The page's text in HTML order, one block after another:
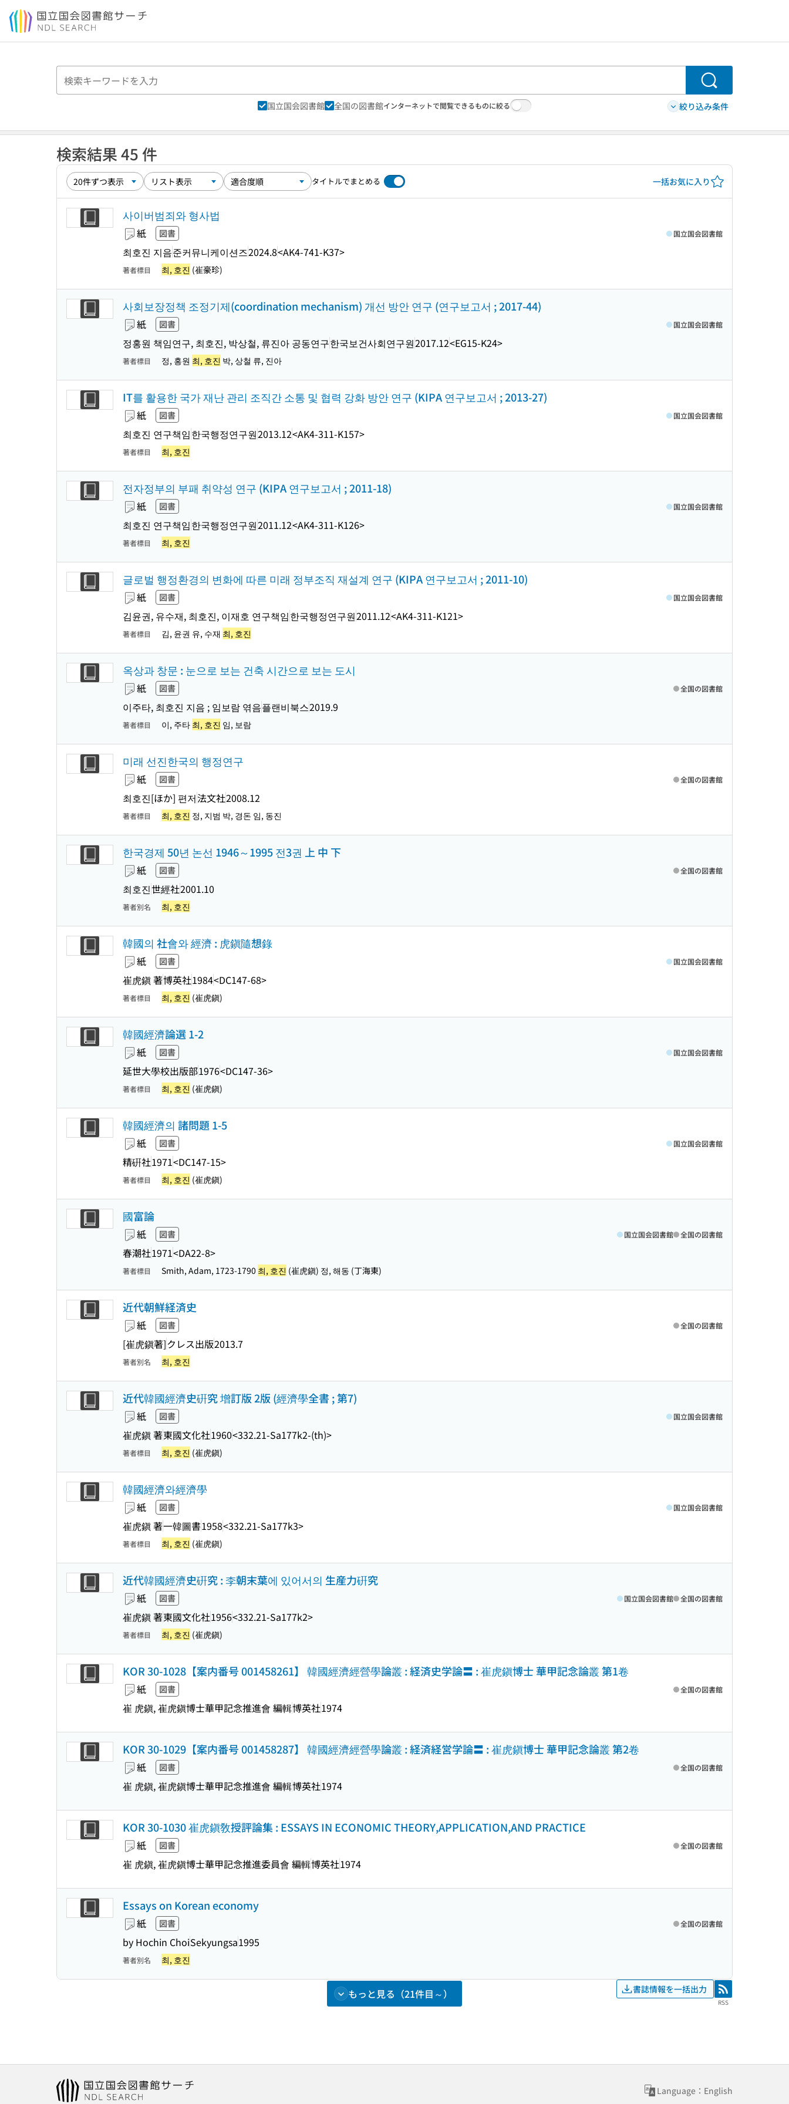
本文へ移動
検索
国立国会図書館 全国の図書館インターネットで閲覧できるものに絞る 絞り込み条件
検索結果 45 件
タイトルでまとめる 一括お気に入り
사이버범죄와 형사법
紙 図書
최호진 지음준커뮤니케이션즈2024.8<AK4-741-K37>
国立国会図書館
著者標目 최, 호진 (崔豪珍)
사회보장정책 조정기제(coordination mechanism) 개선 방안 연구 (연구보고서 ; 2017-44)
紙 図書
정홍원 책임연구, 최호진, 박상철, 류진아 공동연구한국보건사회연구원2017.12<EG15-K24>
国立国会図書館
著者標目 정, 홍원 최, 호진 박, 상철 류, 진아
IT를 활용한 국가 재난 관리 조직간 소통 및 협력 강화 방안 연구 (KIPA 연구보고서 ; 2013-27)
紙 図書
최호진 연구책임한국행정연구원2013.12<AK4-311-K157>
国立国会図書館
著者標目 최, 호진
전자정부의 부패 취약성 연구 (KIPA 연구보고서 ; 2011-18)
紙 図書
최호진 연구책임한국행정연구원2011.12<AK4-311-K126>
国立国会図書館
著者標目 최, 호진
글로벌 행정환경의 변화에 따른 미래 정부조직 재설계 연구 (KIPA 연구보고서 ; 2011-10)
紙 図書
김윤권, 유수재, 최호진, 이재호 연구책임한국행정연구원2011.12<AK4-311-K121>
国立国会図書館
著者標目 김, 윤권 유, 수재 최, 호진
옥상과 창문 : 눈으로 보는 건축 시간으로 보는 도시
紙 図書
이주타, 최호진 지음 ; 임보람 엮음플랜비북스2019.9
全国の図書館
著者標目 이, 주타 최, 호진 임, 보람
미래 선진한국의 행정연구
紙 図書
최호진[ほか] 편저法文社2008.12
全国の図書館
著者標目 최, 호진 정, 지범 박, 경돈 임, 동진
한국경제 50년 논선 1946～1995 전3권 上 中 下
紙 図書
최호진世經社2001.10
全国の図書館
著者別名 최, 호진
韓國의 社會와 經濟 : 虎鎭隨想錄
紙 図書
崔虎鎭 著博英社1984<DC147-68>
国立国会図書館
著者標目 최, 호진 (崔虎鎭)
韓國經濟論選 1-2
紙 図書
延世大學校出版部1976<DC147-36>
国立国会図書館
著者標目 최, 호진 (崔虎鎭)
韓國經濟의 諸問題 1-5
紙 図書
精硏社1971<DC147-15>
国立国会図書館
著者標目 최, 호진 (崔虎鎭)
國富論
紙 図書
春潮社1971<DA22-8>
国立国会図書館 全国の図書館
著者標目 Smith, Adam, 1723-1790 최, 호진 (崔虎鎭) 정, 해동 (丁海東)
近代朝鮮経済史
紙 図書
[崔虎鎭著]クレス出版2013.7
全国の図書館
著者別名 최, 호진
近代韓國經濟史硏究 增訂版 2版 (經濟學全書 ; 第7)
紙 図書
崔虎鎭 著東國文化社1960<332.21-Sa177k2-(th)>
国立国会図書館
著者標目 최, 호진 (崔虎鎭)
韓國經濟와經濟學
紙 図書
崔虎鎭 著一韓圖書1958<332.21-Sa177k3>
国立国会図書館
著者標目 최, 호진 (崔虎鎭)
近代韓國經濟史硏究 : 李朝末葉에 있어서의 生産力硏究
紙 図書
崔虎鎭 著東國文化社1956<332.21-Sa177k2>
国立国会図書館 全国の図書館
著者標目 최, 호진 (崔虎鎭)
KOR 30-1028【案内番号 001458261】 韓國經濟經營學論叢 : 経済史学論〓 : 崔虎鎭博士 華甲記念論叢 第1卷
紙 図書
崔 虎鎭, 崔虎鎭博士華甲記念推進會 編輯博英社1974
全国の図書館
KOR 30-1029【案内番号 001458287】 韓國經濟經營學論叢 : 経済経営学論〓 : 崔虎鎭博士 華甲記念論叢 第2卷
紙 図書
崔 虎鎭, 崔虎鎭博士華甲記念推進會 編輯博英社1974
全国の図書館
KOR 30-1030 崔虎鎭敎授評論集 : ESSAYS IN ECONOMIC THEORY,APPLICATION,AND PRACTICE
紙 図書
崔 虎鎭, 崔虎鎭博士華甲記念推進委員會 編輯博英社1974
全国の図書館
Essays on Korean economy
紙 図書
by Hochin ChoiSekyungsa1995
全国の図書館
著者別名 최, 호진
もっと見る（21件目～） 書誌情報を一括出力 RSS
RSS
Language：English